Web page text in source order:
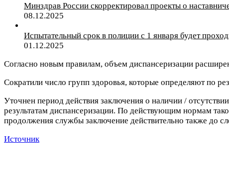
Минздрав России скорректировал проекты о
08.12.2025
Испытательный срок в полиции с 1 января будет
01.12.2025
Согласно новым правилам, объем диспансеризации
Сократили число групп здоровья, которые определяют по
Уточнен период действия заключения о наличии /
результатам диспансеризации. По действующим нормам
продолжения службы заключение действительно также до
Источник